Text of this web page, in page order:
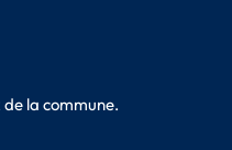
la commune.